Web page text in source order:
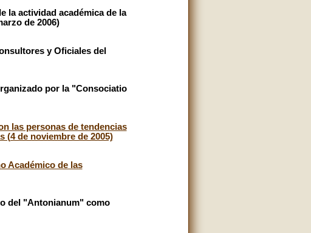
la actividad académica de la
de 2006)
y Oficiales del
por la "Consociatio
las personas de tendencias
(4 de noviembre de 2005)
Académico de las
del "Antonianum" como